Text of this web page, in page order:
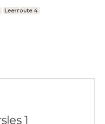
Leerroute 4